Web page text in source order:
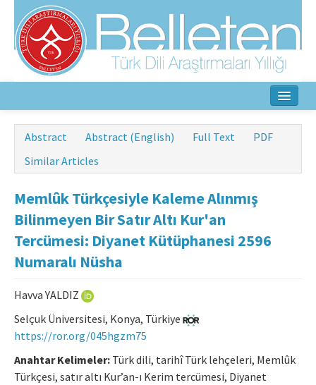
Home
Editorial Board
Author Guidelines
Manuscript Submission
ISSN: 0564-5050 · e-ISSN: 2651-5113
Abstract Abstract (English) Full Text
PDF
Similar Articles
Memlûk Türkçesiyle Kaleme Alınmış
Bilinmeyen Bir Satır Altı Kur'an
Tercümesi: Diyanet Kütüphanesi 2596
Numaralı Nüsha
Havva YALDIZ
Selçuk Üniversitesi, Konya, Türkiye
https://ror.org/045hgzm75
Anahtar Kelimeler: Türk dili, tarihî Türk lehçeleri, Memlûk
Türkçesi, satır altı Kur’an-ı Kerim tercümesi, Diyanet